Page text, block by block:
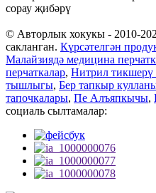
сорау җибәрү
© Авторлык хокукы - 2010-
сакланган. Күрсәтелгән
Малайзиядә медицина
перчаткалар, Нитрил тикшерү
тышлыгы, Бер тапкыр
тапочкалары, Пе Алъяпкычы,
социаль сылтамалар: